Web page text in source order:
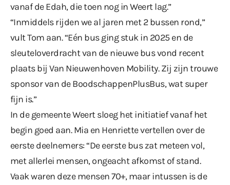
vanaf de Edah, die toen nog in Weert lag.”
“Inmiddels rijden we al jaren met 2 bussen rond,”
vult Tom aan. “Eén bus ging stuk in 2025 en de
sleuteloverdracht van de nieuwe bus vond recent
plaats bij Van Nieuwenhoven Mobility. Zij zijn trouwe
sponsor van de BoodschappenPlusBus, wat super
fijn is.”
In de gemeente Weert sloeg het initiatief vanaf het
begin goed aan. Mia en Henriette vertellen over de
eerste deelnemers: “De eerste bus zat meteen vol,
met allerlei mensen, ongeacht afkomst of stand.
Vaak waren deze mensen 70+, maar intussen is de